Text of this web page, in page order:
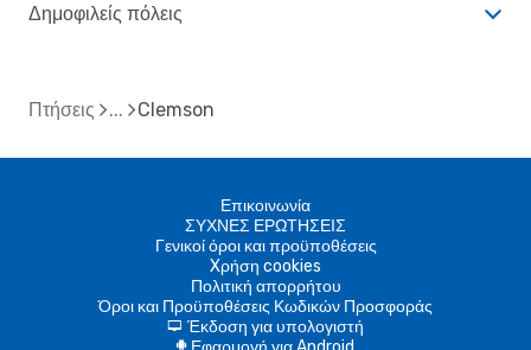
Δημοφιλείς πόλεις
Πτήσεις Clemson
Επικοινωνία
ΣΥΧΝΕΣ ΕΡΩΤΗΣΕΙΣ
Γενικοί όροι και προϋποθέσεις
Xρήση cookies
Πολιτική απορρήτου
Όροι και Προϋποθέσεις Κωδικών Προσφοράς
d Έκδοση για υπολογιστή